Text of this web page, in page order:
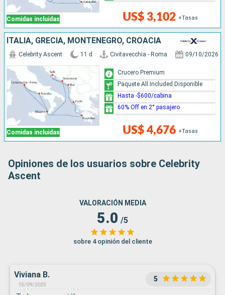
Comidas incluidas US$ 3,102 +Tasas
ITALIA, GRECIA, MONTENEGRO, CROACIA
Comidas incluidas
Celebrity Ascent 11 d Civitavecchia - Roma 09/10/2026
US$ 4,676 +Tasas
Crucero Premium
Paquete All Included Disponible
Hasta -$600/cabina
60% Off en 2° pasajero
Opiniones de los usuarios sobre Celebrity
Ascent
VALORACIÓN MEDIA
5.0 /5
sobre 4 opinión del cliente
Viviana B.
15/09/2025
5